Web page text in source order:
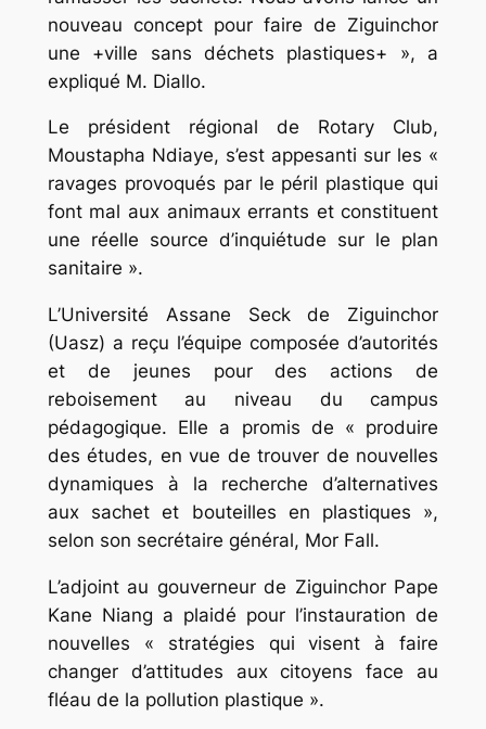
nouveau concept pour faire de Ziguinchor
une +ville sans déchets plastiques+ », a
expliqué M. Diallo.
Le président régional de Rotary Club,
Moustapha Ndiaye, s’est appesanti sur les «
ravages provoqués par le péril plastique qui
font mal aux animaux errants et constituent
une réelle source d’inquiétude sur le plan
sanitaire ».
L’Université Assane Seck de Ziguinchor
(Uasz) a reçu l’équipe composée d’autorités
et de jeunes pour des actions de
reboisement au niveau du campus
pédagogique. Elle a promis de « produire
des études, en vue de trouver de nouvelles
dynamiques à la recherche d’alternatives
aux sachet et bouteilles en plastiques »,
selon son secrétaire général, Mor Fall.
L’adjoint au gouverneur de Ziguinchor Pape
Kane Niang a plaidé pour l’instauration de
nouvelles « stratégies qui visent à faire
changer d’attitudes aux citoyens face au
fléau de la pollution plastique ».